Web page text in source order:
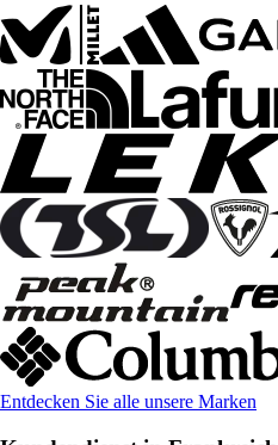
Entdecken Sie alle unsere Marken